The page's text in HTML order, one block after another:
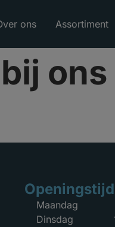
ons Assortiment
ons
Maandag
Dinsdag